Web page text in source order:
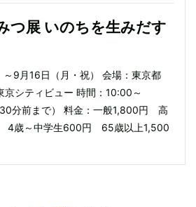
つ展 いのちを生みだす
～9月16日（月・祝） 会場：東京都
京シティビュー 時間：10:00～
分前まで） 料金：一般1,800円 高
4歳～中学生600円 65歳以上1,500